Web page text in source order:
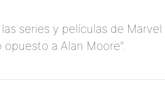
series y películas de
a Alan Moore”.